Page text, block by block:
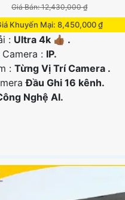
Giá Bán: 12,430,000 ₫
Khuyến Mại: 8,450,000 ₫
: Ultra 4k 👍🏾 .
: IP.
: Từng Vị Trí Camera .
Đầu Ghi 16 kênh.
Nghệ AI.